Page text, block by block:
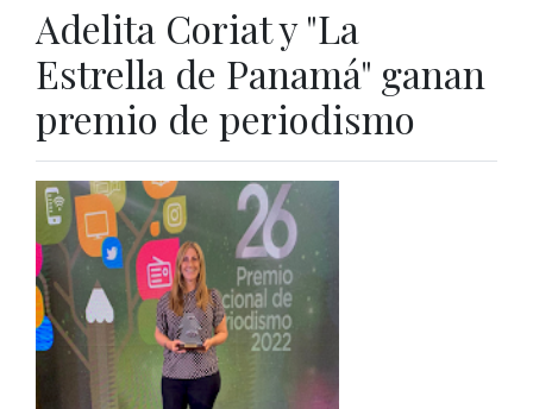
Adelita Coriat y "La
Estrella de Panamá" ganan
premio de periodismo